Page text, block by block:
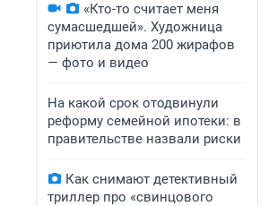
«Кто-то считает меня
сумасшедшей». Художница
приютила дома 200 жирафов
— фото и видео
На какой срок отодвинули
реформу семейной ипотеки: в
правительстве назвали риски
Как снимают детективный
триллер про «свинцового